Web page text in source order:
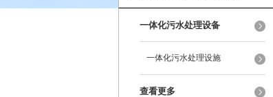
一体化污水处理设备
一体化污水处理设施
查看更多